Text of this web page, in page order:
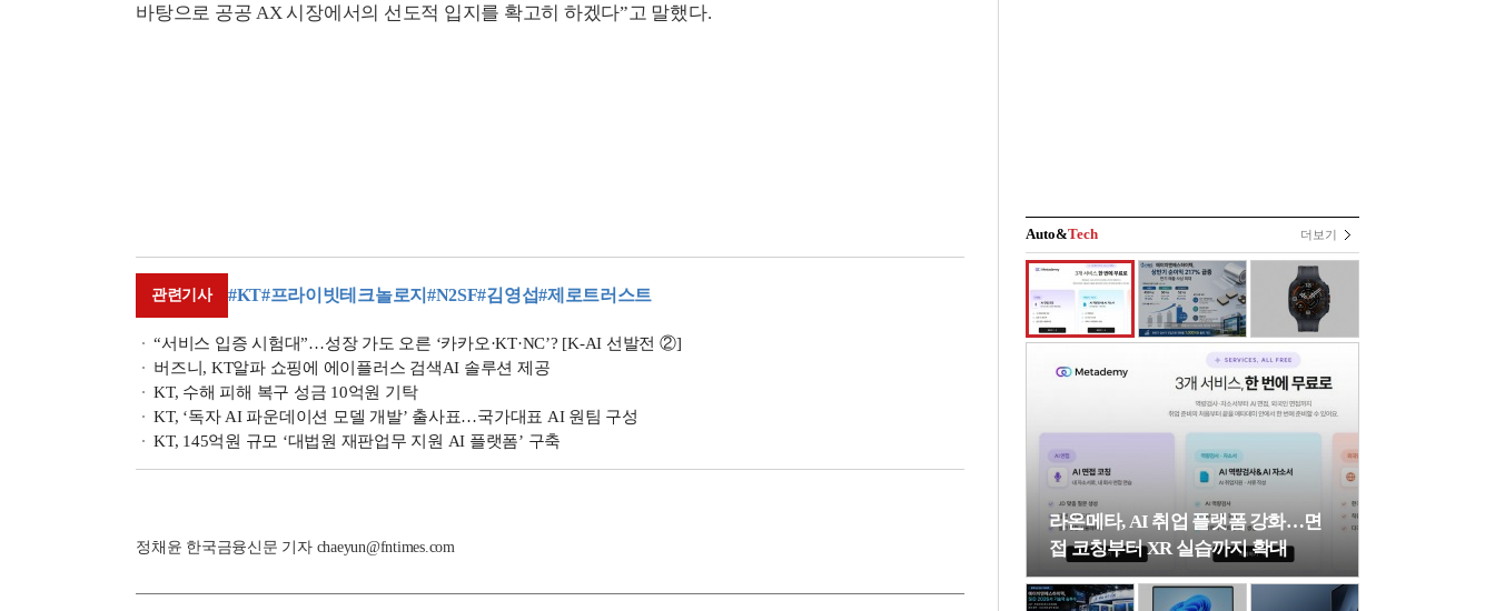
바탕으로 공공 AX시장에서의 선도적 입지를 확고히 하겠다”고 말했다.
관련기사 #KT#프라이빗테크놀로지 #N2SF#김영섭#제로트러스트
“서비스 입증 시험대”…성장 가도 오른 ‘카카오·KT·NC’? [K-AI 선발전 ②]
버즈니, KT알파 쇼핑에 에이플러스 검색AI 솔루션 제공
KT, 수해 피해 복구 성금 10억원 기탁
KT, ‘독자 AI 파운데이션 모델 개발’ 출사표…국가대표 AI 원팀 구성
KT, 145억원 규모 ‘대법원 재판업무 지원 AI 플랫폼’ 구축
정채윤 한국금융신문 기자 chaeyun@fntimes.com
Auto&Tech 더보기
라온메타, AI 취업 플랫폼 강화…면
접 코칭부터 XR 실습까지 확대